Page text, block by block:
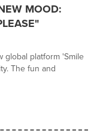
MOOD:
global platform 'Smile
The fun and